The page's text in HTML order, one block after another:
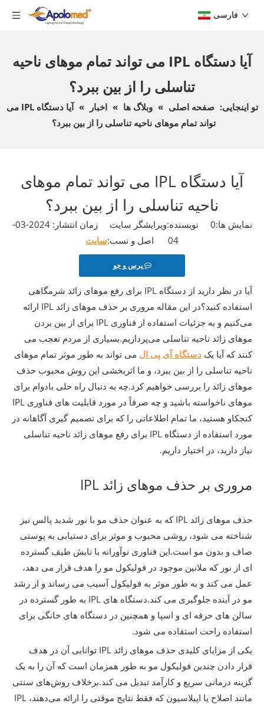
فارسی
آیا دستگاه IPL می تواند تمام موهای ناحیه
تناسلی را از بین ببرد؟
تو اینجایی: صفحه اصلی » وبلاگ ها » اخبار »
آیا دستگاه IPL می
تواند تمام موهای ناحیه تناسلی را از بین ببرد؟
آیا دستگاه IPL می تواند تمام موهای
ناحیه تناسلی را از بین ببرد؟
نمایش ها:0
نویسنده:ویرایشگر سایت زمان انتشار: 2024-03-
04 اصل و نسب:
سایت
پرس و جو
آیا در نظر دارید از دستگاه IPL برای رفع موهای زائد شرمگاهی
استفاده کنید؟در این مقاله مروری بر حذف موهای زائد IPL ارائه
می‌کنیم و به جزئیات استفاده از فناوری IPL برای از بین بردن
موهای زائد ناحیه تناسلی می‌پردازیم.بسیاری از مردم تعجب می
کنند که آیا یک دستگاه آی پی ال می تواند به طور موثر تمام موهای
ناحیه تناسلی را از بین ببرد، و ما اثربخشی این روش محبوب حذف
موهای زائد را بررسی خواهیم کرد.چه به دنبال راه حلی بادوام برای
موهای ناخواسته باشید و چه صرفاً در مورد قابلیت های فناوری IPL
کنجکاو هستید، ما تمام اطلاعاتی را که برای تصمیم گیری آگاهانه در
مورد استفاده از دستگاه IPL برای رفع موهای زائد ناحیه تناسلی
نیاز دارید، در اختیار داریم.
مروری بر حذف موهای زائد IPL
حذف موهای زائد IPL که به عنوان حذف مو با نور شدید پالس نیز
شناخته می شود، روشی محبوب و موثر برای دستیابی به پوستی
صاف و بدون مو است.این فناوری نوآورانه با تابش طیف گسترده
ای از نور که ملانین موجود در فولیکول مو را هدف قرار می دهد،
عمل می کند و به طور موثر به فولیکول آسیب می رساند و از رشد
مو در آینده جلوگیری می کند.دستگاه های IPL به طور گسترده در
سالن های حرفه ای و اسپا و همچنین در دستگاه های خانگی برای
استفاده راحت استفاده می شود.
یکی از مزایای کلیدی حذف موهای زائد IPL توانایی آن در هدف
قرار دادن چندین فولیکول مو به طور همزمان است که آن را به یک
گزینه درمانی سریع و کارآمد تبدیل می کند.برخلاف روش‌های سنتی
مانند اصلاح یا اپیلاسیون که فقط نتایج موقتی را ارائه می‌دهند، IPL